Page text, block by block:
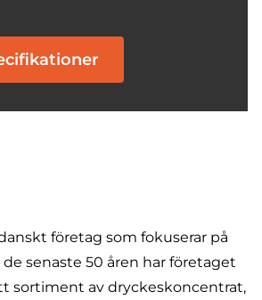
företag som fokuserar på
senaste 50 åren har företaget
sortiment av dryckeskoncentrat,